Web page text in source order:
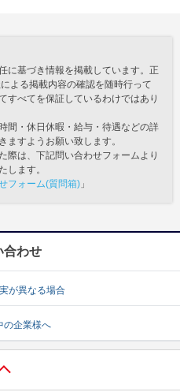
に基づき情報を掲載しています。正
よる掲載内容の確認を随時行って
すべてを保証しているわけではあり
間・休日休暇・給与・待遇などの詳
ますようお願い致します。
際は、下記問い合わせフォームより
します。
フォーム(質問箱) 」
合わせ
が異なる場合
の企業様へ